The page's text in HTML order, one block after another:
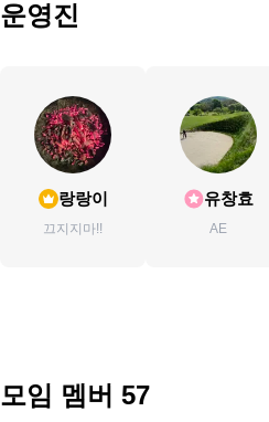
운영진
랑랑이
끄지지마!!
유창효
AE
모임 멤버 57